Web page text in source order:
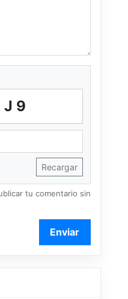
Recargar
tu comentario sin
Enviar